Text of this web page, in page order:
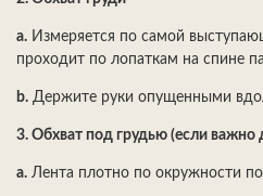
a. Измеряется по самой
проходит по лопаткам на спине
b. Держите руки опущенными
3. Обхват под грудью (если важно
a. Лента плотно по окружности